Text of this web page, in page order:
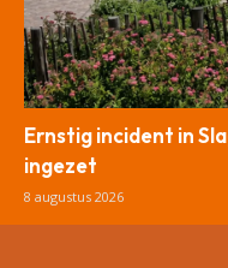
Ernstig incident in
ingezet
8 augustus 2026